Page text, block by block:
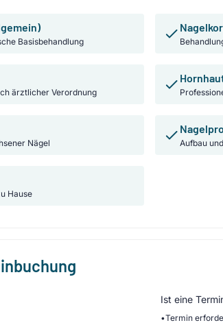
Basisbehandlung
ärztlicher Verordnung
Nägel Aufbau
Hause
Ist eine
•Termin